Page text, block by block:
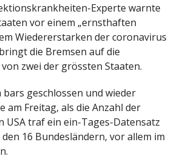
Experte warnte
vor einem „ernsthaften
Wiedererstarken der coronavirus
die Bremsen auf die
zwei der grössten Staaten.
bars geschlossen und wieder
am Freitag, als die Anzahl der
USA traf ein ein-Tages-Datensatz
16 Bundesländern, vor allem im